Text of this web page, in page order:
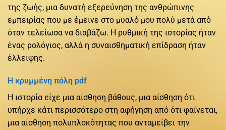
της ζωής, μια δυνατή εξερεύνηση της ανθρώπινης
εμπειρίας που με έμεινε στο μυαλό μου πολύ μετά από
όταν τελείωσα να διαβάζω. Η ρυθμική της ιστορίας ήταν
ένας ρολόγιος, αλλά η συναισθηματική επίδραση ήταν
έλλειψης.
Η κρυμμένη πόλη pdf
Η ιστορία είχε μια αίσθηση βάθους, μια αίσθηση ότι
υπήρχε κάτι περισσότερο στη αφήγηση από ότι φαίνεται,
μια αίσθηση πολυπλοκότητας που ανταμείβει την